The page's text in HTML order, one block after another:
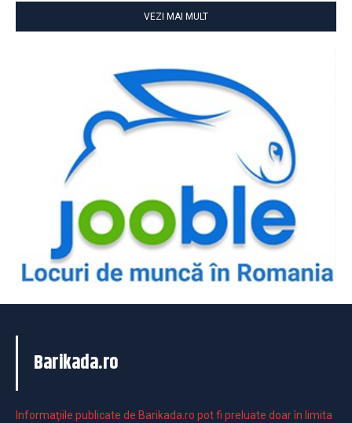
VEZI MAI MULT
Barikada.ro
Informaţiile publicate de Barikada.ro pot fi preluate doar în limita